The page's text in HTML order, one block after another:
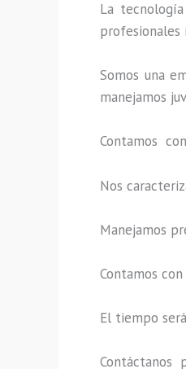
La
profesionales
Somos una
manejamos
Contamos
Nos
Manejamos
Contamos
El tiempo
Contáctanos